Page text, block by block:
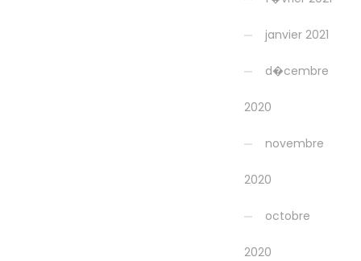
janvier 2021
d�cembre
2020
novembre
2020
octobre
2020